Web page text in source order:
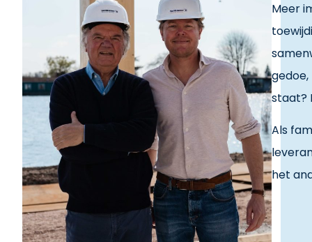
Meer
staat?
Als
het